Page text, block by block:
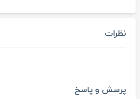
نظرات
پرسش و پاسخ